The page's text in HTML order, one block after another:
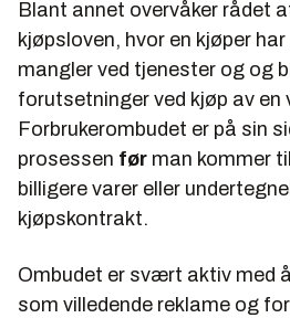
Blant annet overvåker rådet
kjøpsloven, hvor en kjøper
mangler ved tjenester og og
forutsetninger ved kjøp av en
Forbrukerombudet er på sin
prosessen før man kommer
billigere varer eller
kjøpskontrakt.
Ombudet er svært aktiv med
som villedende reklame og